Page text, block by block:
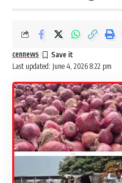
Last updated: June 4, 2026 8:22 pm
cennews